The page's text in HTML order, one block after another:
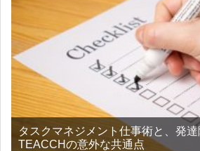
タスクマネジメント仕事術と、発
TEACCHの意外な共通点